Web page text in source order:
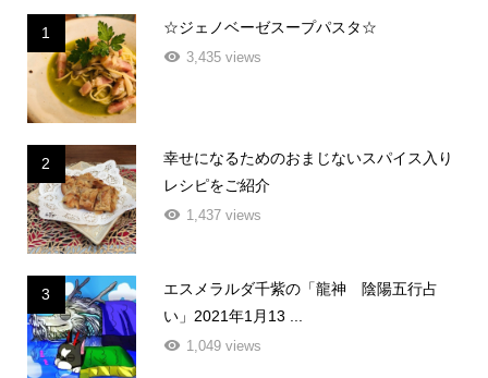
1 ☆ジェノベーゼスープパスタ☆
3,435 views
2
幸せになるためのおまじないスパイス入り
レシピをご紹介
1,437 views
3
エスメラルダ千紫の「龍神 陰陽五行占
い」2021年1月13 ...
1,049 views